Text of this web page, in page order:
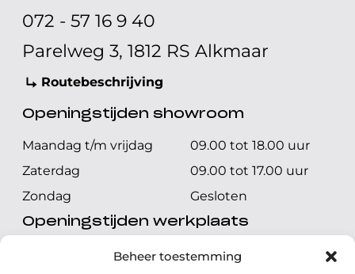
Beheer toestemming
072 - 57 16 9 40
Parelweg 3, 1812 RS Alkmaar
Routebeschrijving
Openingstijden showroom
Maandag t/m vrijdag
09.00 tot 18.00 uur
Zaterdag
09.00 tot 17.00 uur
Zondag
Gesloten
Openingstijden werkplaats
Maandag t/m vrijdag
08.00 tot 17.00 uur